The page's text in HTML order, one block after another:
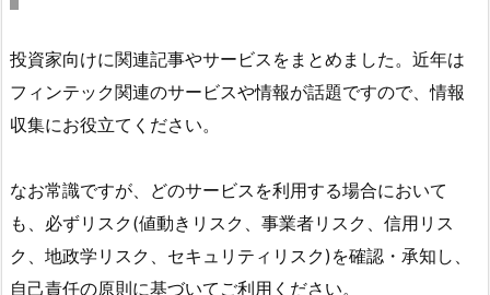
投資家向けに関連記事やサービスをまとめました。近年は
フィンテック関連のサービスや情報が話題ですので、情報
収集にお役立てください。
なお常識ですが、どのサービスを利用する場合において
も、必ずリスク(値動きリスク、事業者リスク、信用リス
ク、地政学リスク、セキュリティリスク)を確認・承知し、
自己責任の原則に基づいてご利用ください。